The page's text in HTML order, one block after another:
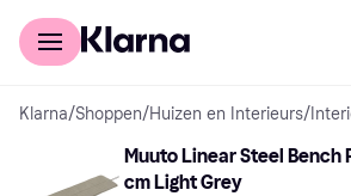
Voor shoppers
Klarna/Shoppen/Huizen en Interieurs/
Muuto Linear Steel Bench
cm Light Grey